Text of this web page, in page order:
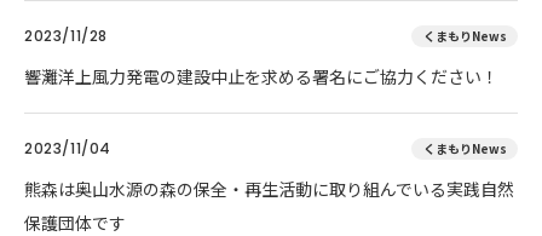
2023/11/28 くまもりNews
響灘洋上風力発電の建設中止を求める署名にご協力ください！
2023/11/04 くまもりNews
熊森は奥山水源の森の保全・再生活動に取り組んでいる実践自然
保護団体です